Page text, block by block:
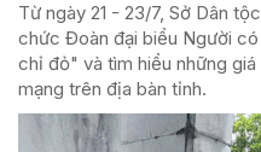
Từ ngày 21 - 23/7, Sở Dân
chức Đoàn đại biểu Người
chỉ đỏ" và tìm hiểu những
mạng trên địa bàn tỉnh.